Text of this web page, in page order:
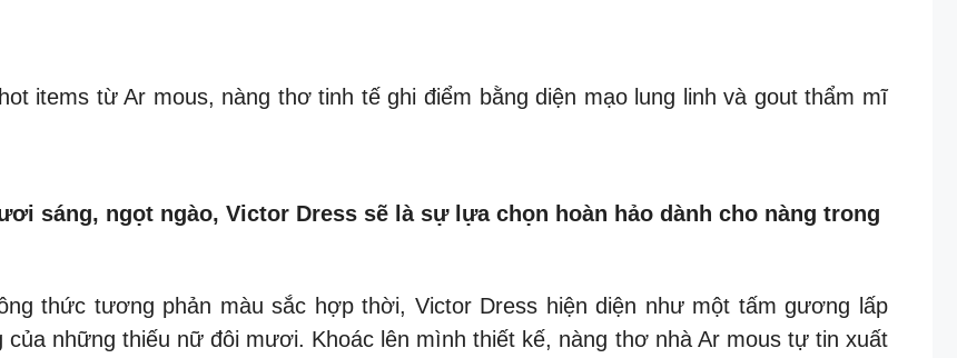
items từ Ar mous, nàng thơ tinh tế ghi điểm bằng diện mạo lung linh và gout thẩm mĩ
sáng, ngọt ngào, Victor Dress sẽ là sự lựa chọn hoàn hảo dành cho nàng trong
thức tương phản màu sắc hợp thời, Victor Dress hiện diện như một tấm gương lấp
của những thiếu nữ đôi mươi. Khoác lên mình thiết kế, nàng thơ nhà Ar mous tự tin xuất